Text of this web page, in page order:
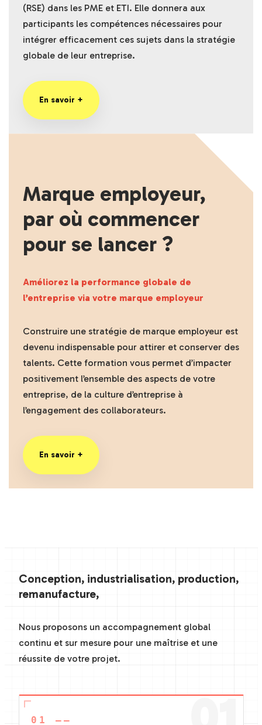
(RSE) dans les PME et ETI. Elle donnera aux
participants les compétences nécessaires pour
intégrer efficacement ces sujets dans la stratégie
globale de leur entreprise.
En savoir +
Marque employeur,
par où commencer
pour se lancer ?
Améliorez la performance globale de
l’entreprise via votre marque employeur
Construire une stratégie de marque employeur est
devenu indispensable pour attirer et conserver des
talents. Cette formation vous permet d’impacter
positivement l’ensemble des aspects de votre
entreprise, de la culture d’entreprise à
l’engagement des collaborateurs.
En savoir +
Conception, industrialisation, production,
remanufacture,
Nous proposons un accompagnement global
continu et sur mesure pour une maîtrise et une
réussite de votre projet.
01 ——